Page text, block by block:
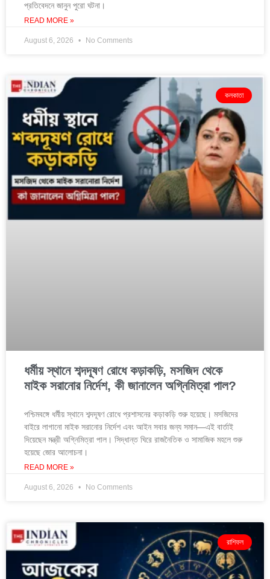
প্রতিবেদনে জানুন পুরো ঘটনা।
READ MORE »
August 6, 2026 No Comments
কলকাতা
ধর্মীয় স্থানে শব্দদূষণ রোধে কড়াকড়ি, মসজিদ থেকে
মাইক সরানোর নির্দেশ, কী জানালেন অগ্নিমিত্রা পাল?
পশ্চিমবঙ্গে ধর্মীয় স্থানে শব্দদূষণ রোধে প্রশাসনের কড়াকড়ি শুরু হয়েছে। মসজিদের
বাইরে লাগানো মাইক সরানোর নির্দেশ এবং আইন সবার জন্য সমান—এই বার্তাই
দিয়েছেন মন্ত্রী অগ্নিমিত্রা পাল। সিদ্ধান্ত ঘিরে রাজনৈতিক ও সামাজিক মহলে শুরু
হয়েছে জোর আলোচনা।
READ MORE »
August 6, 2026 No Comments
রাশিফল